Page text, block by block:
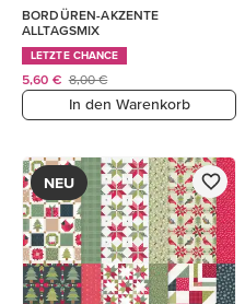
BORDÜREN-AKZENTE
ALLTAGSMIX
LETZTE CHANCE
5,60 € 8,00 €
In den Warenkorb
NEU